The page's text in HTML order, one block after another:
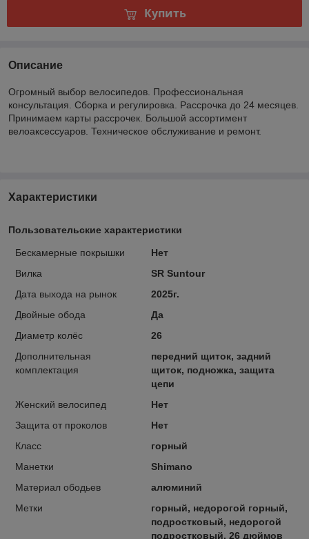
Купить
Описание
Огромный выбор велосипедов. Профессиональная
консультация. Сборка и регулировка. Рассрочка до 24 месяцев.
Принимаем карты рассрочек. Большой ассортимент
велоаксессуаров. Техническое обслуживание и ремонт.
Характеристики
Пользовательские характеристики
Бескамерные покрышки
Нет
Вилка
SR Suntour
Дата выхода на рынок
2025г.
Двойные обода
Да
Диаметр колёс
26
Дополнительная
комплектация
передний щиток, задний
щиток, подножка, защита
цепи
Женский велосипед
Нет
Защита от проколов
Нет
Класс
горный
Манетки
Shimano
Материал ободьев
алюминий
Метки
горный, недорогой горный,
подростковый, недорогой
подростковый, 26 дюймов